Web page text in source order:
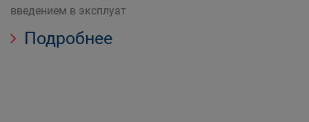
введением в эксплуат
Подробнее